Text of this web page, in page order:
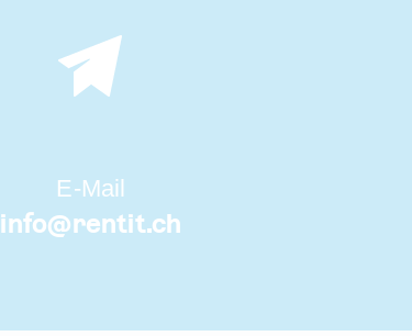
E-Mail
info@rentit.ch